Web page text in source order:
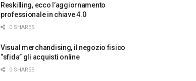
Reskilling, ecco l’aggiornamento
professionale in chiave 4.0
0 SHARES
Visual merchandising, il negozio fisico
“sfida” gli acquisti online
0 SHARES